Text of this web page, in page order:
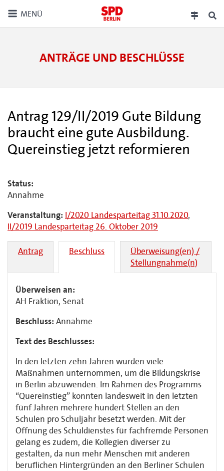
MENÜ
ANTRÄGE UND BESCHLÜSSE
Antrag 129/II/2019 Gute Bildung
braucht eine gute Ausbildung.
Quereinstieg jetzt reformieren
Status:
Annahme
Veranstaltung: I/2020 Landesparteitag 31.10.2020,
II/2019 Landesparteitag 26. Oktober 2019
Antrag Beschluss
Überweisung(en) /
Stellungnahme(n)
Überweisen an:
AH Fraktion, Senat
Beschluss: Annahme
Text des Beschlusses:
In den letzten zehn Jahren wurden viele
Maßnahmen unternommen, um die Bildungskrise
in Berlin abzuwenden. Im Rahmen des Programms
“Quereinstieg” konnten landesweit in den letzten
fünf Jahren mehrere hundert Stellen an den
Schulen pro Schuljahr besetzt werden. Mit der
Öffnung des Schuldienstes für fachfremde Personen
gelang es zudem, die Kollegien diverser zu
gestalten, da nun mehr Menschen mit anderen
beruflichen Hintergründen an den Berliner Schulen